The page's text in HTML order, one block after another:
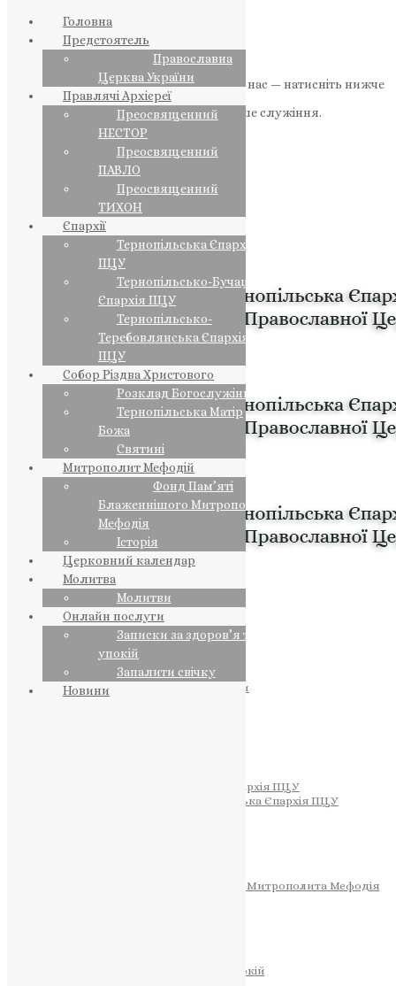
Якщо маєте можливість, підтримайте нас — натисніть нижче
«Пожертва».
Ваша допомога зміцнює наше служіння.
НАШ ТЕЛЕГРАМ
ПРЕДСТОЯТЕЛЬ
Православна Церква України
Тернопільсько-Бучацька Єпархія ПЦУ
Тернопільсько-Теребовлянська Єпархія ПЦУ
Фонд Пам’яті Блаженнішого Митрополита Мефодія
Записки за здоров’я та за упокій
Головна
Предстоятель
Православна
Церква України
Правлячі Архієреї
Преосвященний
НЕСТОР
Преосвященний
ПАВЛО
Преосвященний
ТИХОН
Єпархії
Тернопільська Єпархія
ПЦУ
Тернопільсько-Бучацька
Єпархія ПЦУ
Тернопільсько-
Теребовлянська Єпархія
ПЦУ
Собор Різдва Христового
Розклад Богослужінь
Тернопільська Матір
Божа
Святині
Митрополит Мефодій
Фонд Пам’яті
Блаженнішого Митрополита
Мефодія
Історія
Церковний календар
Молитва
Молитви
Онлайн послуги
Записки за здоров’я та за
упокій
Запалити свічку
Новини